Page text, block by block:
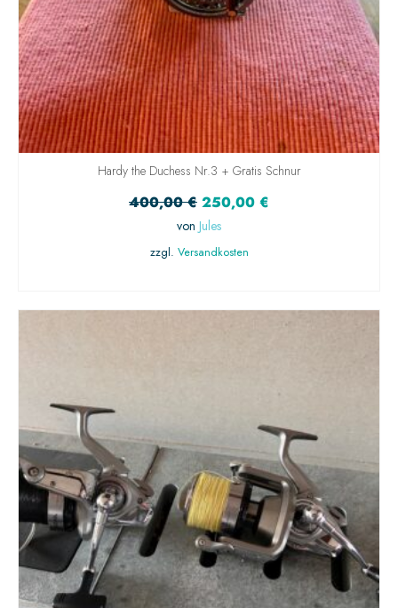
Hardy the Duchess Nr.3 + Gratis Schnur
400,00€ 250,00 €
von Jules
zzgl. Versandkosten